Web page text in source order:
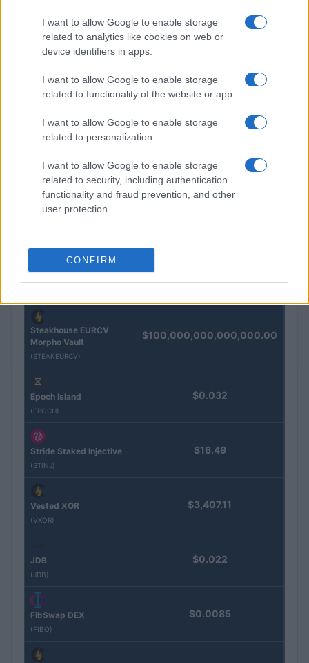
I want to allow Google to enable storage
related to analytics like cookies on web or
device identifiers in apps.
I want to allow Google to enable storage
related to functionality of the website or app.
I want to allow Google to enable storage
related to personalization.
I want to allow Google to enable storage
related to security, including authentication
functionality and fraud prevention, and other
user protection.
CONFIRM
Petrolio in calo: Brent a 91,82$, ribassi a due cifre per greggio
QUOTAZIONI CRYPTO
Nome
Eureka Bridged PAX
Gold (Terra
Kinza Babylon Staked
Steakhouse EURCV
Morpho Vault
(STEAKEURCV)
$100,000,000,000,000.00
Epoch Island
(EPOCH)
$0.032
Stride Staked Injective
(STINJ)
$16.49
Vested XOR
(VXOR)
$3,407.11
JDB
(JDB)
$0.022
FibSwap DEX
(FIBO)
$0.0085